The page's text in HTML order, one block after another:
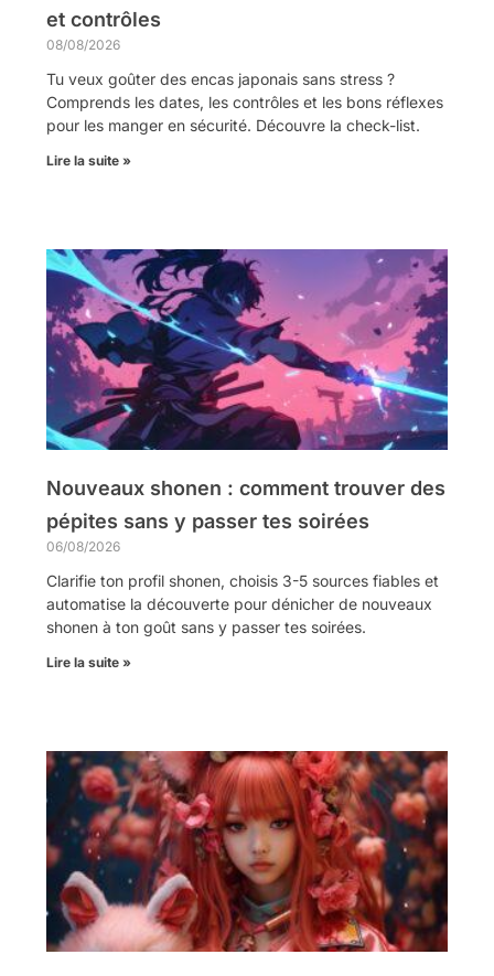
et contrôles
08/08/2026
Tu veux goûter des encas japonais sans stress ?
Comprends les dates, les contrôles et les bons réflexes
pour les manger en sécurité. Découvre la check-list.
Lire la suite »
Nouveaux shonen : comment trouver des
pépites sans y passer tes soirées
06/08/2026
Clarifie ton profil shonen, choisis 3-5 sources fiables et
automatise la découverte pour dénicher de nouveaux
shonen à ton goût sans y passer tes soirées.
Lire la suite »